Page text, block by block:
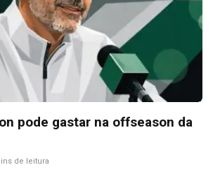
pode gastar na offseason da
de leitura